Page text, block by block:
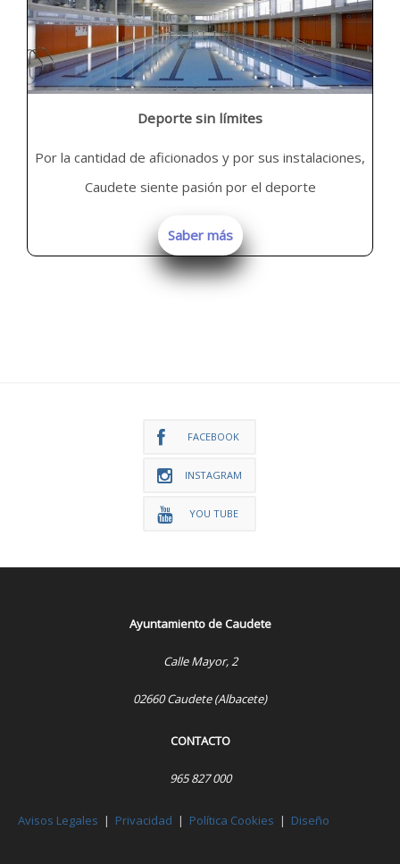
Deporte sin límites
Por la cantidad de aficionados y por sus instalaciones,
Caudete siente pasión por el deporte
Saber más
FACEBOOK
INSTAGRAM
YOU TUBE
Ayuntamiento de Caudete
Calle Mayor, 2
02660 Caudete (Albacete)
CONTACTO
965 827 000
Avisos Legales | Privacidad | Política Cookies | Diseño